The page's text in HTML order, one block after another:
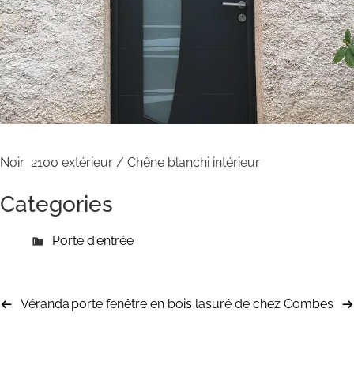
Noir 2100 extérieur / Chêne blanchi intérieur
Categories
Porte d'entrée
Véranda porte fenêtre en bois lasuré de chez Combes